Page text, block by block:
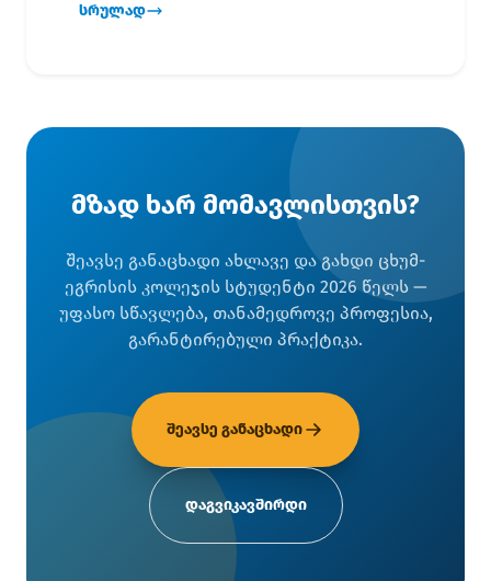
სრულად
მზად ხარ მომავლისთვის?
შეავსე განაცხადი ახლავე და გახდი ცხუმ-
ეგრისის კოლეჯის სტუდენტი 2026 წელს —
უფასო სწავლება, თანამედროვე პროფესია,
გარანტირებული პრაქტიკა.
შეავსე განაცხადი
დაგვიკავშირდი